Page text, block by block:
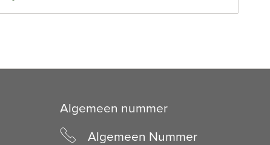
Algemeen nummer
Algemeen Nummer